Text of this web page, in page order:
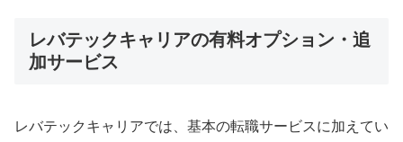
レバテックキャリアの有料オプション・追
加サービス
レバテックキャリアでは、基本の転職サービスに加えてい